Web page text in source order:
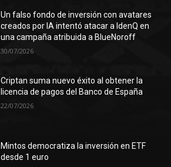
Un falso fondo de inversión con avatares
creados por IA intentó atacar a IdenQ en
una campaña atribuida a BlueNoroff
30/07/2026
Criptan suma nuevo éxito al obtener la
licencia de pagos del Banco de España
22/07/2026
Mintos democratiza la inversión en ETF
desde 1 euro